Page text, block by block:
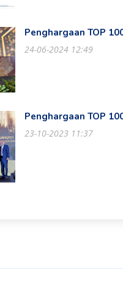
Penghargaan TOP
24-06-2024 12:49
Penghargaan TOP
23-10-2023 11:37